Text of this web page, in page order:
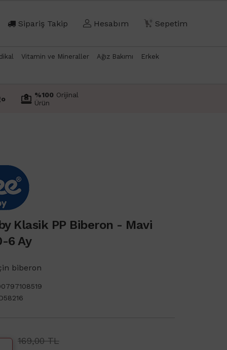
Sipariş Takip Hesabım 0 Sepetim
Vitamin ve Mineraller Ağız Bakımı Erkek
%100 Orijinal
Ürün
Klasik PP Biberon - Mavi
6 Ay
biberon
169,00 TL